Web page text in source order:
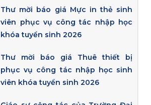
Thư mời báo giá Mực in thẻ sinh
viên phục vụ công tác nhập học
khóa tuyển sinh 2026
Thư mời báo giá Thuê thiết bị
phục vụ công tác nhập học sinh
viên khóa tuyển sinh 2026